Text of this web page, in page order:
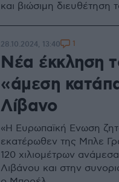
και βιώσιμη διευθέτηση
Νέα έκκληση
«άμεση
Λίβανο
«Η Ευρωπαϊκή Ενωση
εκατέρωθεν της Μπλε
120 χιλιομέτρων
Λιβάνου και στην
28.10.2024, 13:40 1